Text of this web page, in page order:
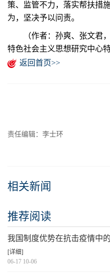
策、监管不力，落实帮扶措
为，坚决予以问责。
（作者：孙爽、张文君，
特色社会主义思想研究中心
返回首页>>
责任编辑：李士环
相关新闻
推荐阅读
我国制度优势在抗击疫情中
[详细]
06-17 10-06